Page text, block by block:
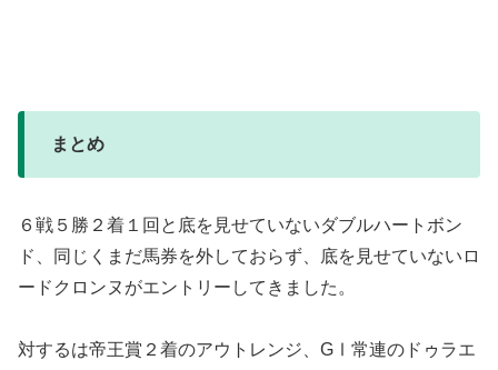
まとめ
６戦５勝２着１回と底を見せていないダブルハートボン
ド、同じくまだ馬券を外しておらず、底を見せていないロ
ードクロンヌがエントリーしてきました。
対するは帝王賞２着のアウトレンジ、GⅠ常連のドゥラエ